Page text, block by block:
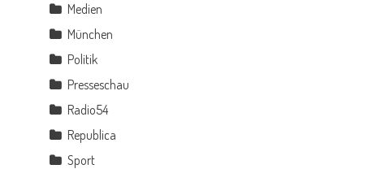
Medien
München
Politik
Presseschau
Radio54
Republica
Sport